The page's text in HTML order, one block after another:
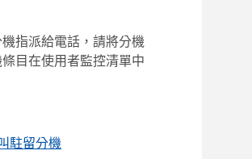
指派給電話，請將分機
目在使用者監控清單中
駐留分機